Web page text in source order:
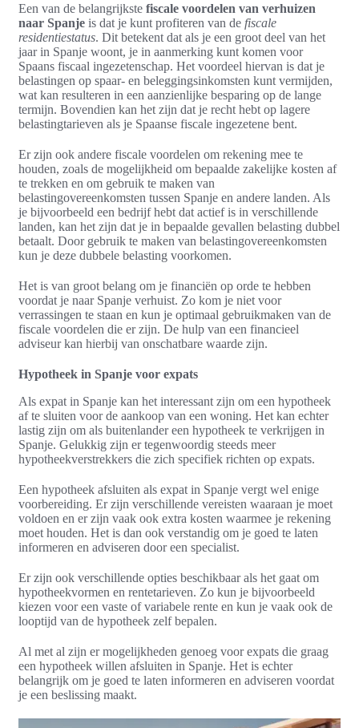
Een van de belangrijkste fiscale voordelen van verhuizen
naar Spanje is dat je kunt profiteren van de fiscale
residentiestatus. Dit betekent dat als je een groot deel van het
jaar in Spanje woont, je in aanmerking kunt komen voor
Spaans fiscaal ingezetenschap. Het voordeel hiervan is dat je
belastingen op spaar- en beleggingsinkomsten kunt vermijden,
wat kan resulteren in een aanzienlijke besparing op de lange
termijn. Bovendien kan het zijn dat je recht hebt op lagere
belastingtarieven als je Spaanse fiscale ingezetene bent.
Er zijn ook andere fiscale voordelen om rekening mee te
houden, zoals de mogelijkheid om bepaalde zakelijke kosten af
te trekken en om gebruik te maken van
belastingovereenkomsten tussen Spanje en andere landen. Als
je bijvoorbeeld een bedrijf hebt dat actief is in verschillende
landen, kan het zijn dat je in bepaalde gevallen belasting dubbel
betaalt. Door gebruik te maken van belastingovereenkomsten
kun je deze dubbele belasting voorkomen.
Het is van groot belang om je financiën op orde te hebben
voordat je naar Spanje verhuist. Zo kom je niet voor
verrassingen te staan en kun je optimaal gebruikmaken van de
fiscale voordelen die er zijn. De hulp van een financieel
adviseur kan hierbij van onschatbare waarde zijn.
Hypotheek in Spanje voor expats
Als expat in Spanje kan het interessant zijn om een hypotheek
af te sluiten voor de aankoop van een woning. Het kan echter
lastig zijn om als buitenlander een hypotheek te verkrijgen in
Spanje. Gelukkig zijn er tegenwoordig steeds meer
hypotheekverstrekkers die zich specifiek richten op expats.
Een hypotheek afsluiten als expat in Spanje vergt wel enige
voorbereiding. Er zijn verschillende vereisten waaraan je moet
voldoen en er zijn vaak ook extra kosten waarmee je rekening
moet houden. Het is dan ook verstandig om je goed te laten
informeren en adviseren door een specialist.
Er zijn ook verschillende opties beschikbaar als het gaat om
hypotheekvormen en rentetarieven. Zo kun je bijvoorbeeld
kiezen voor een vaste of variabele rente en kun je vaak ook de
looptijd van de hypotheek zelf bepalen.
Al met al zijn er mogelijkheden genoeg voor expats die graag
een hypotheek willen afsluiten in Spanje. Het is echter
belangrijk om je goed te laten informeren en adviseren voordat
je een beslissing maakt.